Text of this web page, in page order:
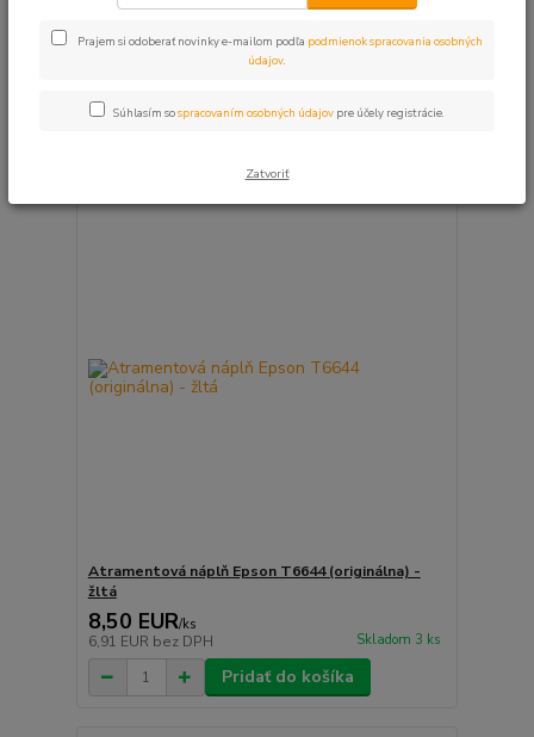
Najdrahšie
Zobrazujem 1-4 z 4
Atramentová náplň Epson T6644 (originálna) -
žltá
8,50 EUR/ks
6,91 EUR bez DPH Skladom 3 ks
Pridať do košíka
Prajem si odoberať novinky e-mailom podľa podmienok spracovania osobných
údajov.
Súhlasím sospracovaním osobných údajov pre účely registrácie.
Zatvoriť